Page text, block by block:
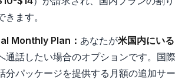
ます。
Monthly Plan： あなたが米国内にいる
通話したい場合のオプションです。国際
分パッケージを提供する月額の追加サー